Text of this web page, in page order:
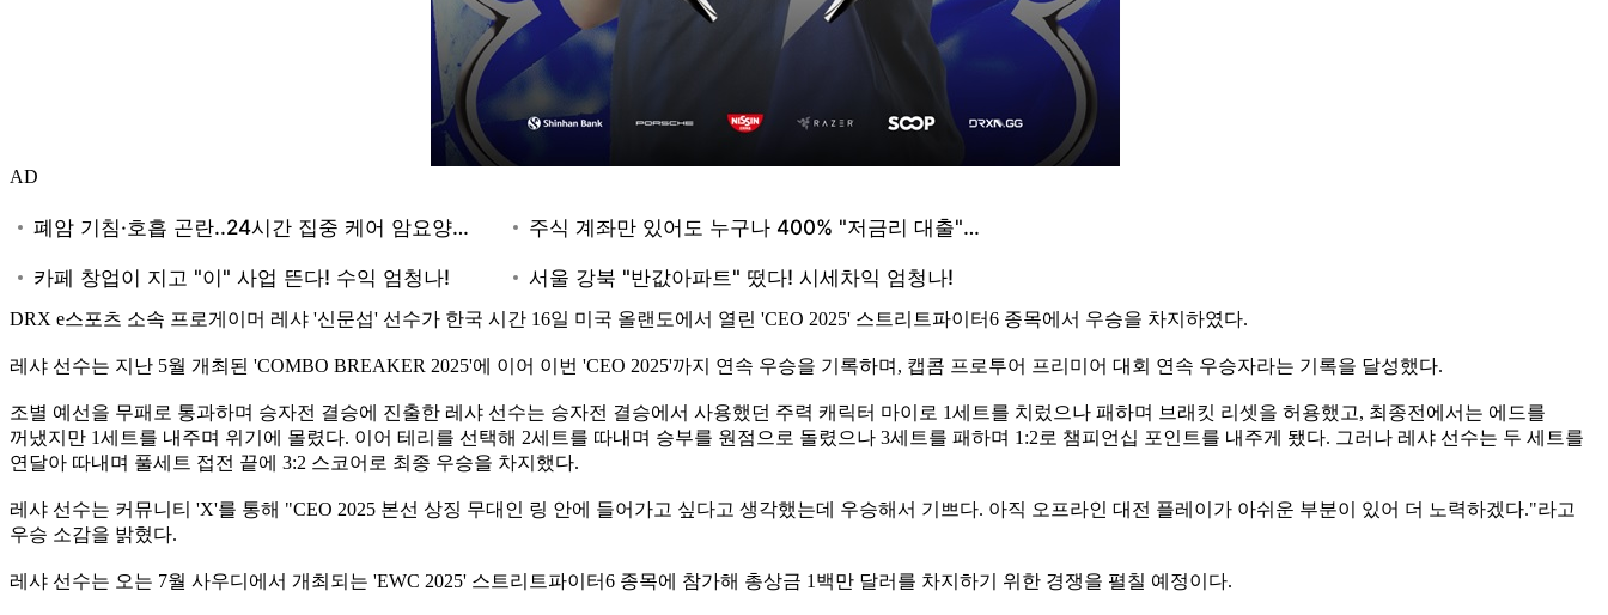
AD
DRX e스포츠 소속 프로게이머 레샤 '신문섭' 선수가 한국 시간 16일 미국 올랜도에서 열린 'CEO 2025' 스트리트파이터6 종목에서 우승을 차지하였다.
레샤 선수는 지난 5월 개최된 'COMBO BREAKER 2025'에 이어 이번 'CEO 2025'까지 연속 우승을 기록하며, 캡콤 프로투어 프리미어 대회 연속 우승자라는 기록을 달성했다.
조별 예선을 무패로 통과하며 승자전 결승에 진출한 레샤 선수는 승자전 결승에서 사용했던 주력 캐릭터 마이로 1세트를 치렀으나 패하며 브래킷 리셋을 허용했고, 최종전에서는 에드를
꺼냈지만 1세트를 내주며 위기에 몰렸다. 이어 테리를 선택해 2세트를 따내며 승부를 원점으로 돌렸으나 3세트를 패하며 1:2로 챔피언십 포인트를 내주게 됐다. 그러나 레샤 선수는 두 세트를
연달아 따내며 풀세트 접전 끝에 3:2 스코어로 최종 우승을 차지했다.
레샤 선수는 커뮤니티 'X'를 통해 "CEO 2025 본선 상징 무대인 링 안에 들어가고 싶다고 생각했는데 우승해서 기쁘다. 아직 오프라인 대전 플레이가 아쉬운 부분이 있어 더 노력하겠다."라고
우승 소감을 밝혔다.
레샤 선수는 오는 7월 사우디에서 개최되는 'EWC 2025' 스트리트파이터6 종목에 참가해 총상금 1백만 달러를 차지하기 위한 경쟁을 펼칠 예정이다.